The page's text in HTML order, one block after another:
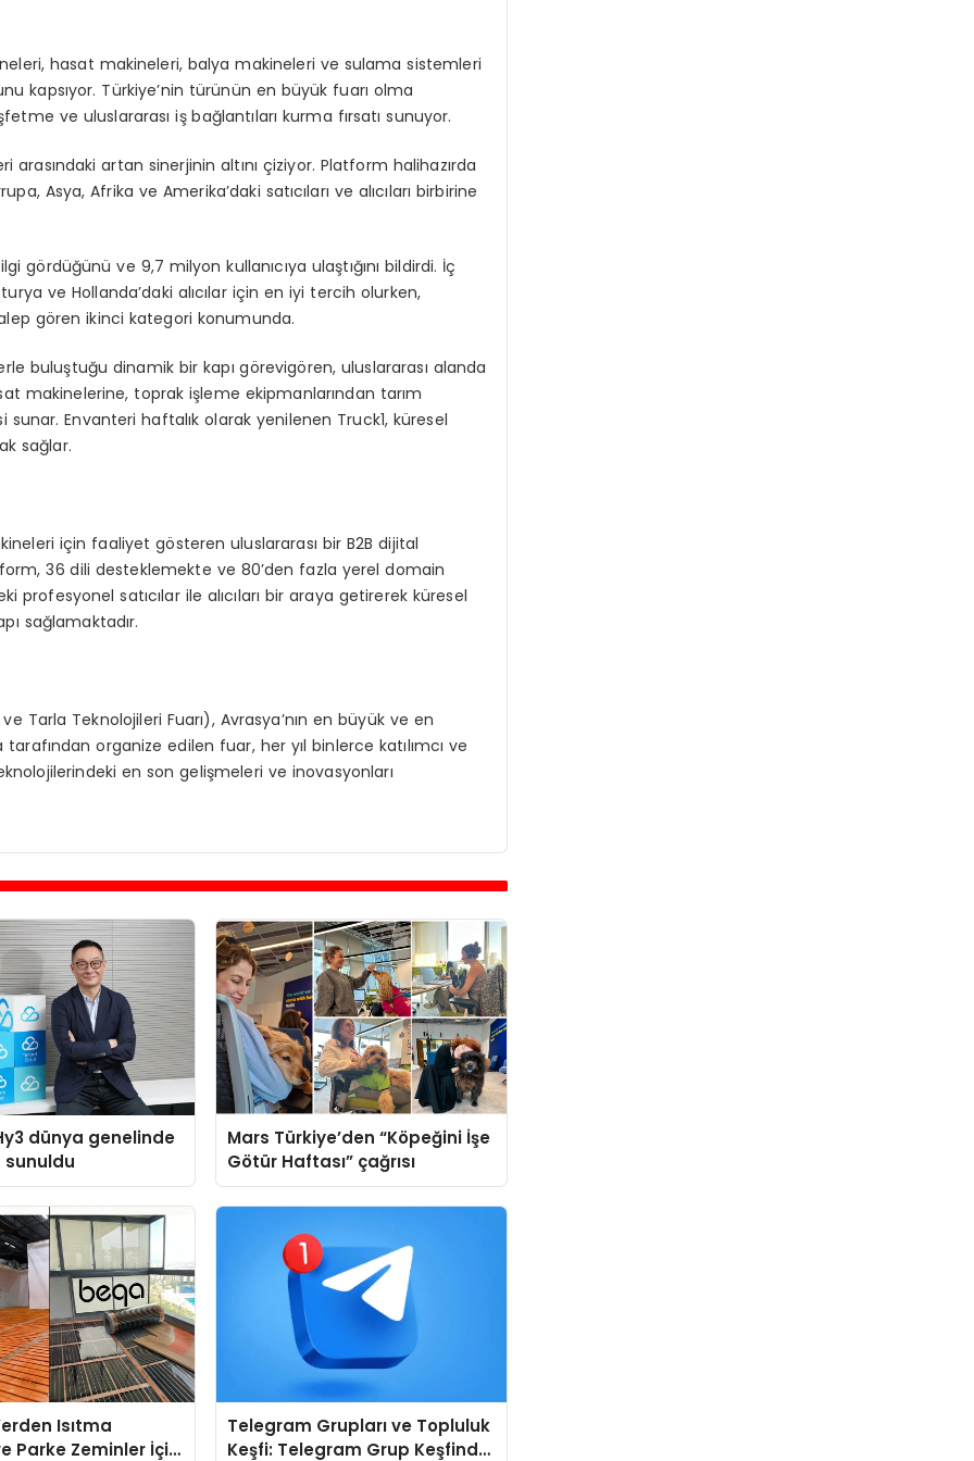
hasat makineleri, balya makineleri ve sulama sistemleri
kapsıyor. Türkiye’nin türünün en büyük fuarı olma
fetme ve uluslararasıişbağlantılarıkurma fırsatısunuyor.
arasındaki artan sinerjinin altını çiziyor. Platform halihazırda
Asya, Afrika ve Amerika’daki satıcıları ve alıcıları birbirine
gördüğünüve 9,7 milyon kullanıcıya ulaştığınıbildirdi. İç
ve Hollanda’daki alıcılariçin en iyi tercih olurken,
gören ikinci kategori konumunda.
buluştuğu dinamik bir kapıgörevigören,uluslararası alanda
makinelerine, toprak işleme ekipmanlarından tarım
sunar. Envanterihaftalık olarak yenilenen Truck1, küresel
sağlar.
için faaliyet gösteren uluslararası bir B2B dijital
36 dili desteklemekte ve 80’den fazla yerel domain
profesyonel satıcılarile alıcıları bir araya getirerek küresel
ı sağlamaktadır.
Tarla Teknolojileri Fuarı), Avrasya’nın en büyük ve en
tarafından organize edilen fuar, her yıl binlerce katılımcıve
en songelişmeleri ve inovasyonları
dünya genelinde
sunuldu
Mars Türkiye’den “Köpeğini İşe
Götür Haftası” çağrısı
Isıtma
Parke Zeminler İçin
Telegram Grupları ve Topluluk
Keşfi: Telegram Grup Keşfinde